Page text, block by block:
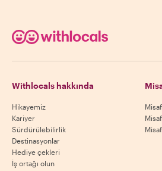
Withlocals hakkında
Hikayemiz
Kariyer
Sürdürülebilirlik
Destinasyonlar
Hediye çekleri
İş ortağı olun